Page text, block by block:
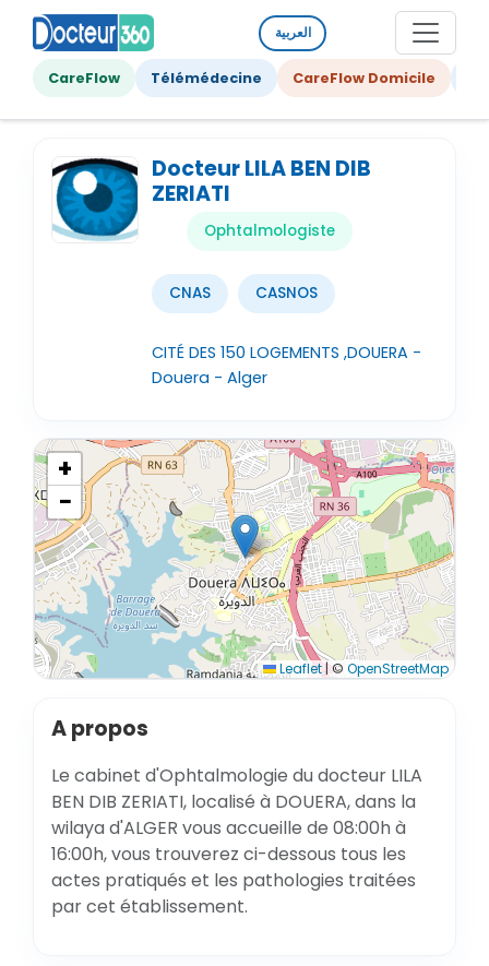
العربية
CareFlow Télémédecine CareFlow Domicile
Docteur LILA BEN DIB
ZERIATI
Ophtalmologiste
CNAS CASNOS
CITÉ DES 150 LOGEMENTS ,DOUERA -
Douera - Alger
+
−
Leaflet|© OpenStreetMap
A propos
Le cabinet d'Ophtalmologie du docteur LILA
BEN DIB ZERIATI, localisé à DOUERA, dans la
wilaya d'ALGER vous accueille de 08:00h à
16:00h, vous trouverez ci-dessous tous les
actes pratiqués et les pathologies traitées
par cet établissement.